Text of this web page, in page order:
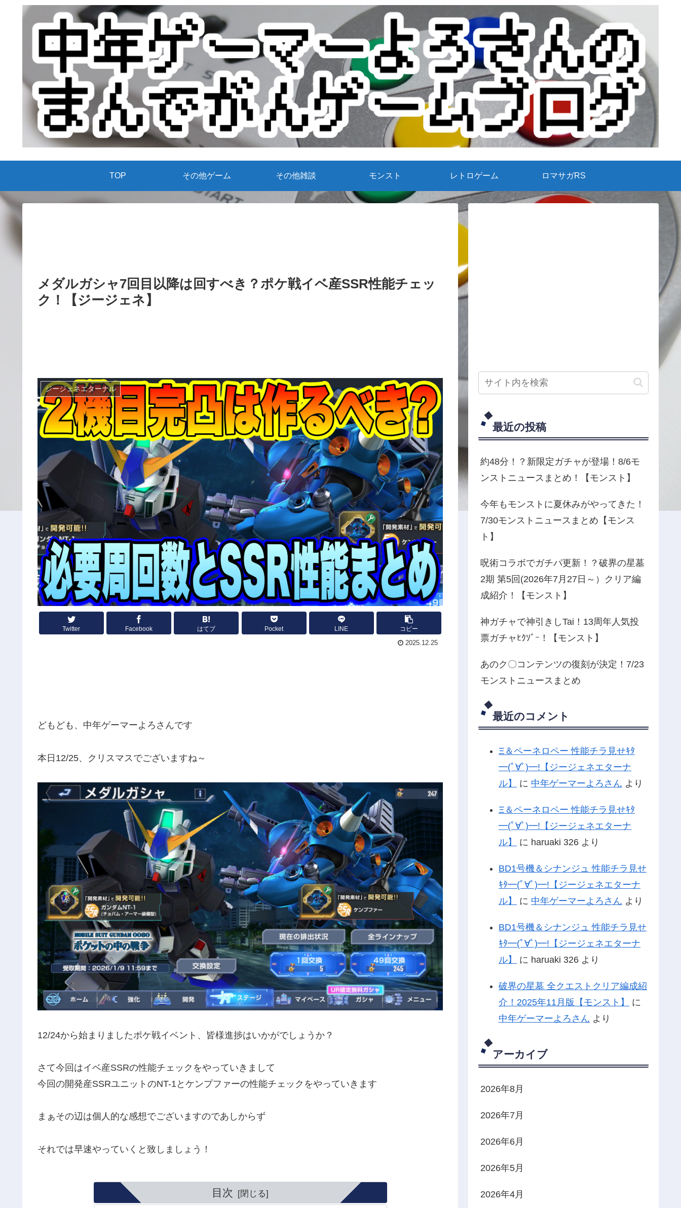
TOP その他ゲーム その他雑談 モンスト レトロゲーム ロマサガRS
メダルガシャ7回目以降は回すべき？ポケ戦イベ産SSR性能チェッ
ク！【ジージェネ】
ジージェネエターナル
Twitter Facebook はてブ Pocket LINE コピー
2025.12.25
どもども、中年ゲーマーよろさんです
本日12/25、クリスマスでございますね～
12/24から始まりましたポケ戦イベント、皆様進捗はいかがでしょうか？
さて今回はイベ産SSRの性能チェックをやっていきまして
今回の開発産SSRユニットのNT-1とケンプファーの性能チェックをやっていきます
まぁその辺は個人的な感想でございますのであしからず
それでは早速やっていくと致しましょう！
目次
最近の投稿
約48分！？新限定ガチャが登場！8/6モ
ンストニュースまとめ！【モンスト】
今年もモンストに夏休みがやってきた！
7/30モンストニュースまとめ【モンス
ト】
呪術コラボでガチパ更新！？破界の星墓
2期 第5回(2026年7月27日～）クリア編
成紹介！【モンスト】
神ガチャで神引きしTai！13周年人気投
票ガチャﾋｸｿﾞｰ！【モンスト】
あのク〇コンテンツの復刻が決定！7/23
モンストニュースまとめ
最近のコメント
Ξ＆ペーネロペー 性能チラ見せｷﾀ
━(ﾟ∀ﾟ)━!【ジージェネエターナ
ル】
に 中年ゲーマーよろさん より
Ξ＆ペーネロペー 性能チラ見せｷﾀ
━(ﾟ∀ﾟ)━!【ジージェネエターナ
ル】
に haruaki 326 より
BD1号機＆シナンジュ 性能チラ見せ
ｷﾀ━(ﾟ∀ﾟ)━!【ジージェネエターナ
ル】
に 中年ゲーマーよろさん より
BD1号機＆シナンジュ 性能チラ見せ
ｷﾀ━(ﾟ∀ﾟ)━!【ジージェネエターナ
ル】
に haruaki 326 より
破界の星墓 全クエストクリア編成紹
介！2025年11月版【モンスト】
に
中年ゲーマーよろさん より
アーカイブ
2026年8月
2026年7月
2026年6月
2026年5月
2026年4月